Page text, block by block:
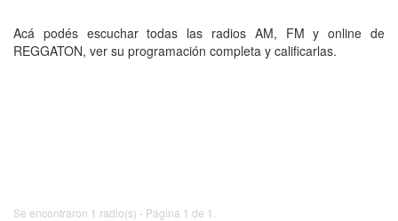
Acá podés escuchar todas las radios AM, FM y online de
REGGATON, ver su programación completa y calificarlas.
Se encontraron 1 radio(s) - Página 1 de 1.